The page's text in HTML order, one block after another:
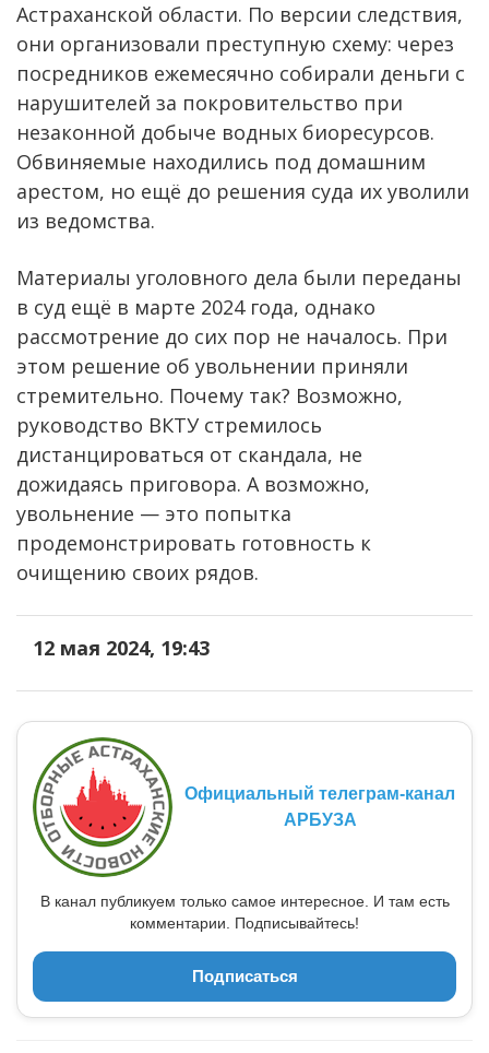
Астраханской области. По версии следствия,
они организовали преступную схему: через
посредников ежемесячно собирали деньги с
нарушителей за покровительство при
незаконной добыче водных биоресурсов.
Обвиняемые находились под домашним
арестом, но ещё до решения суда их уволили
из ведомства.
Материалы уголовного дела были переданы
в суд ещё в марте 2024 года, однако
рассмотрение до сих пор не началось. При
этом решение об увольнении приняли
стремительно. Почему так? Возможно,
руководство ВКТУ стремилось
дистанцироваться от скандала, не
дожидаясь приговора. А возможно,
увольнение — это попытка
продемонстрировать готовность к
очищению своих рядов.
12 мая 2024, 19:43
Официальный телеграм-канал
АРБУЗА
В канал публикуем только самое интересное. И там есть
комментарии. Подписывайтесь!
Подписаться